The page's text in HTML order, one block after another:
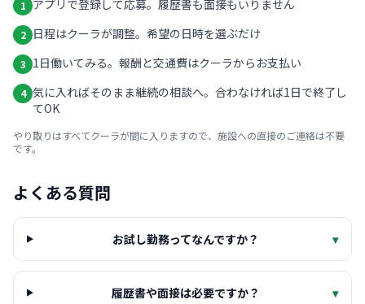
1 アプリで登録して応募。履歴書も面接もいりません
2 日程はクーラが調整。希望の日時を選ぶだけ
3 1日働いてみる。報酬と交通費はクーラからお支払い
4 気に入ればそのまま継続の相談へ。合わなければ1日で終了し
てOK
やり取りはすべてクーラが間に入りますので、施設への直接のご連絡は不要
です。
よくある質問
お試し勤務ってなんですか？ ▾
履歴書や面接は必要ですか？ ▾